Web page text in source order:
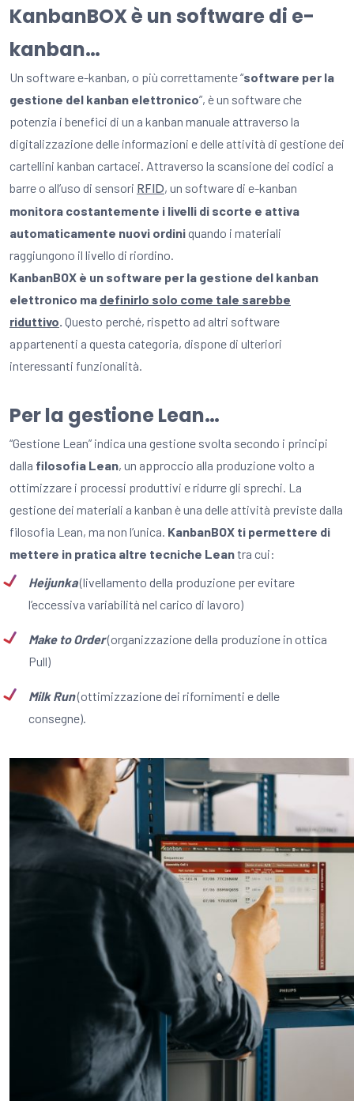
KanbanBOX è un software di e-
kanban…
Un software e-kanban, o più correttamente “software per la
gestione del kanban elettronico”, è un software che
potenzia i benefici di un a kanban manuale attraverso la
digitalizzazione delle informazioni e delle attività di gestione dei
cartellini kanban cartacei. Attraverso la scansione dei codici a
barre o all’uso di sensori RFID, un software di e-kanban
monitora costantemente i livelli di scorte e attiva
automaticamente nuovi ordiniquando i materiali
raggiungono il livello di riordino.
KanbanBOX è un software per la gestione del kanban
elettronico ma definirlo solo come tale sarebbe
riduttivo. Questo perché, rispetto ad altri software
appartenenti a questa categoria, dispone di ulteriori
interessanti funzionalità.
Per la gestione Lean…
“Gestione Lean” indica una gestione svolta secondo i principi
dalla filosofia Lean, un approccio alla produzione volto a
ottimizzare i processi produttivi e ridurre gli sprechi. La
gestione dei materiali a kanban è una delle attività previste dalla
filosofia Lean, ma non l’unica. KanbanBOX ti permettere di
mettere in pratica altre tecniche Leantra cui:
Heijunka(livellamento della produzione per evitare
l’eccessiva variabilità nel carico di lavoro)
Make to Order(organizzazione della produzione in ottica
Pull)
Milk Run(ottimizzazione dei rifornimenti e delle
consegne).